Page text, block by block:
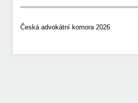
Česká advokátní komora 2026